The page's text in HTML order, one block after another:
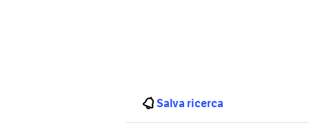
Salva ricerca